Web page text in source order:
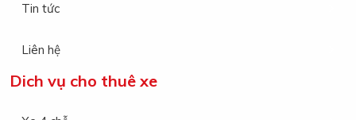
Tin tức
Liên hệ
Dich vụ cho thuê xe